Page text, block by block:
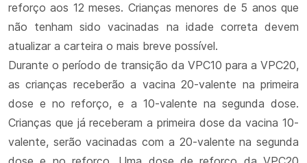
reforço aos 12 meses. Crianças menores de 5 anos que
não tenham sido vacinadas na idade correta devem
atualizar a carteira o mais breve possível.
Durante o período de transição da VPC10 para a VPC20,
as crianças receberão a vacina 20-valente na primeira
dose e no reforço, e a 10-valente na segunda dose.
Crianças que já receberam a primeira dose da vacina 10-
valente, serão vacinadas com a 20-valente na segunda